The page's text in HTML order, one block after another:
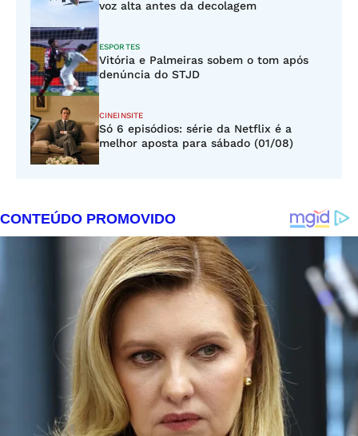
voz alta antes da decolagem
ESPORTES
Vitória e Palmeiras sobem o tom após
denúncia do STJD
CINEINSITE
Só 6 episódios: série da Netflix é a
melhor aposta para sábado (01/08)